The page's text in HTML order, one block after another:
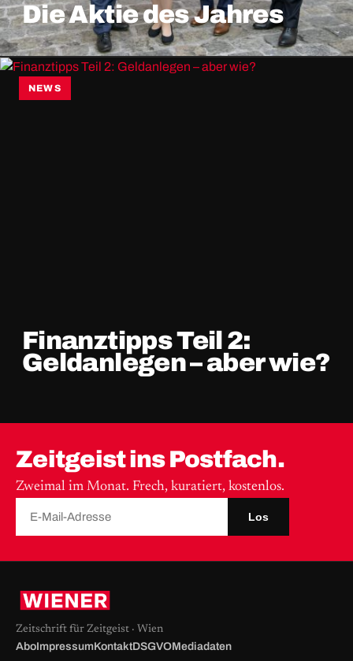
Die Aktie des Jahres
NEWS
Finanztipps Teil 2:
Geldanlegen – aber wie?
Zeitgeist ins Postfach.
Zweimal im Monat. Frech, kuratiert, kostenlos.
Los
Zeitschrift für Zeitgeist · Wien
AboImpressumKontaktDSGVOMediadaten